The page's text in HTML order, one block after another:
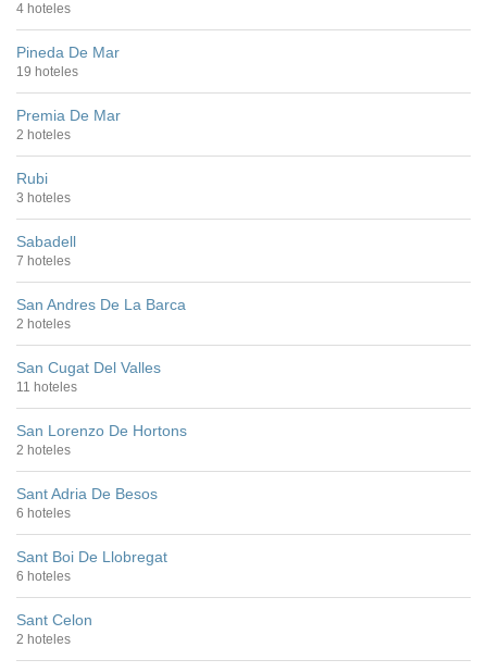
4 hoteles
Pineda De Mar
19 hoteles
Premia De Mar
2 hoteles
Rubi
3 hoteles
Sabadell
7 hoteles
San Andres De La Barca
2 hoteles
San Cugat Del Valles
11 hoteles
San Lorenzo De Hortons
2 hoteles
Sant Adria De Besos
6 hoteles
Sant Boi De Llobregat
6 hoteles
Sant Celon
2 hoteles